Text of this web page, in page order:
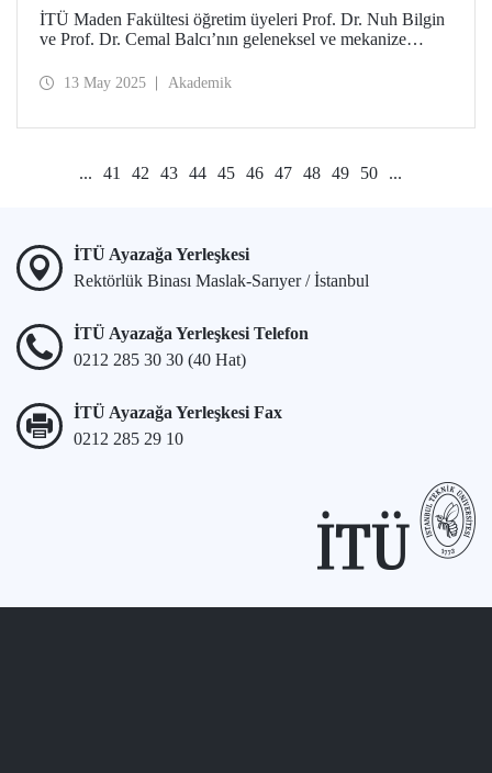
İTÜ Maden Fakültesi öğretim üyeleri Prof. Dr. Nuh Bilgin
ve Prof. Dr. Cemal Balcı’nın geleneksel ve mekanize
“Critical Issues in Selecting Conventional and Mechanized
13 May 2025 Akademik
... 41 42 43 44 45 46 47 48 49 50 ...
İTÜ Ayazağa Yerleşkesi
Rektörlük Binası Maslak-Sarıyer / İstanbul
İTÜ Ayazağa Yerleşkesi Telefon
0212 285 30 30 (40 Hat)
İTÜ Ayazağa Yerleşkesi Fax
0212 285 29 10